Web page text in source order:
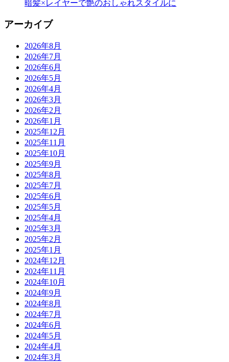
暗髪×レイヤーで艶のおしゃれスタイルに
アーカイブ
2026年8月
2026年7月
2026年6月
2026年5月
2026年4月
2026年3月
2026年2月
2026年1月
2025年12月
2025年11月
2025年10月
2025年9月
2025年8月
2025年7月
2025年6月
2025年5月
2025年4月
2025年3月
2025年2月
2025年1月
2024年12月
2024年11月
2024年10月
2024年9月
2024年8月
2024年7月
2024年6月
2024年5月
2024年4月
2024年3月